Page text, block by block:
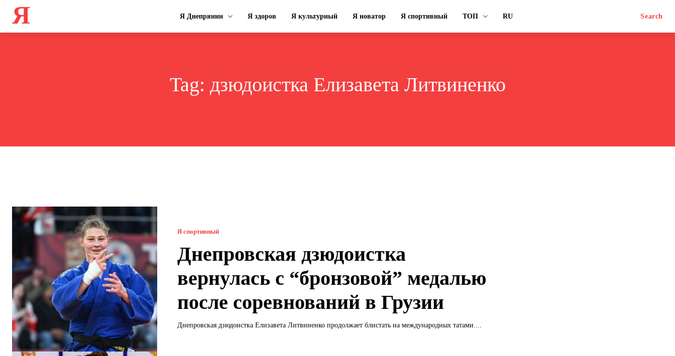
Я Я Днепрянин Я здоров Я культурный Я новатор Я спортивный ТОП RU Search
Tag: дзюдоистка Елизавета Литвиненко
Я спортивный
Днепровская дзюдоистка
вернулась с “бронзовой” медалью
после соревнований в Грузии
Днепровская дзюдоистка Елизавета Литвиненко продолжает блистать на международных татами....